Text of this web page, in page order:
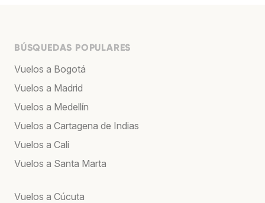
BÚSQUEDAS POPULARES
Vuelos a Bogotá
Vuelos a Madrid
Vuelos a Medellín
Vuelos a Cartagena de Indias
Vuelos a Cali
Vuelos a Santa Marta
Vuelos a Cúcuta